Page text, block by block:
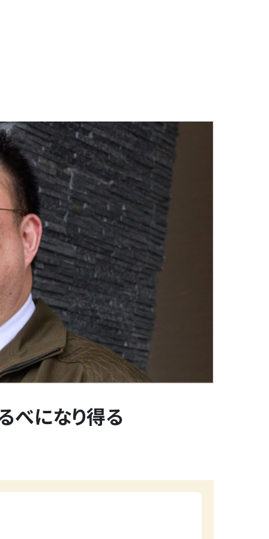
べになり得る